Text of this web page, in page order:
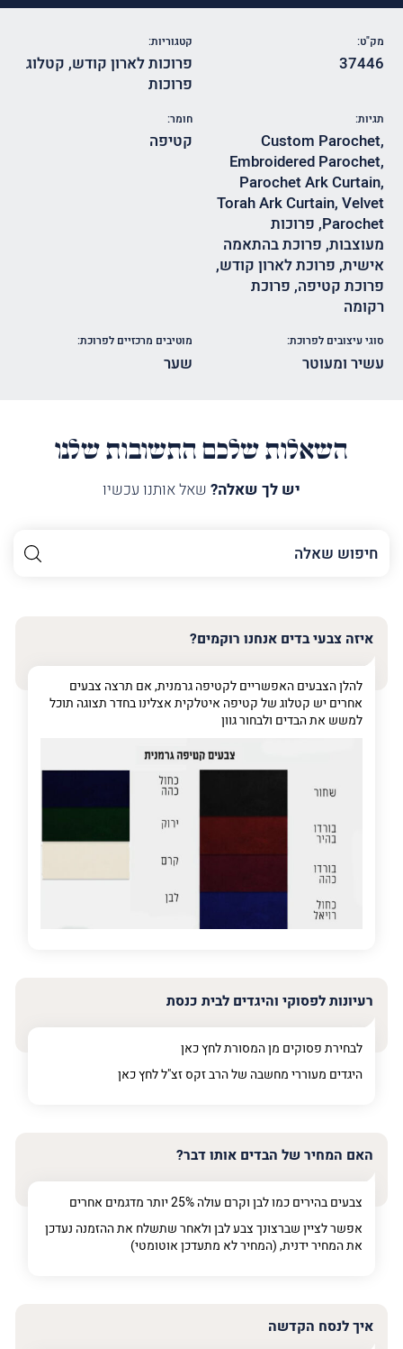
מק"ט:
37446
קטגוריות:
פרוכות לארון קודש, קטלוג
פרוכות
תגיות:
Custom Parochet,
Embroidered Parochet,
Parochet Ark Curtain,
Torah Ark Curtain,Velvet
Parochet
, פרוכות
מעוצבות, פרוכת בהתאמה
אישית, פרוכת לארון קודש,
פרוכת קטיפה, פרוכת
רקומה
חומר:
קטיפה
סוגי עיצובים לפרוכת:
עשיר ומעוטר
מוטיבים מרכזיים לפרוכת:
שער
השאלות שלכם התשובות שלנו
יש לך שאלה? שאל אותנו עכשיו
השם
שלך
טלפון (חובה)
פרט על מה מדובר
איזה צבעי בדים אנחנו רוקמים?
להלן הצבעים האפשריים לקטיפה גרמנית, אם תרצה צבעים
אחרים יש קטלוג של קטיפה איטלקית אצלינו בחדר תצוגה תוכל
למשש את הבדים ולבחור גוון
רעיונות לפסוקי והיגדים לבית כנסת
לבחירת פסוקים מן המסורת לחץכאן
היגדים מעוררי מחשבה של הרב זקס זצ"ל לחץכאן
האם המחיר של הבדים אותו דבר?
צבעים בהירים כמו לבן וקרם עולה 25% יותר מדגמים אחרים
אפשר לציין שברצונך צבע לבן ולאחר שתשלח את ההזמנה נעדכן
את המחיר ידנית, (המחיר לא מתעדכן אוטומטי)
איך לנסח הקדשה